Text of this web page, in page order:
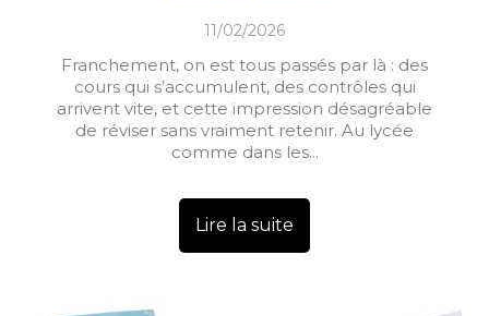
11/02/2026
Franchement, on est tous passés par là : des
cours qui s’accumulent, des contrôles qui
arrivent vite, et cette impression désagréable
de réviser sans vraiment retenir. Au lycée
comme dans les...
Lire la suite